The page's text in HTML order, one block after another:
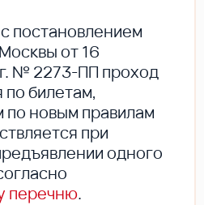
постановлением
от 16
№ 2273-ПП проход
билетам,
новым правилам
при
одного
перечню.